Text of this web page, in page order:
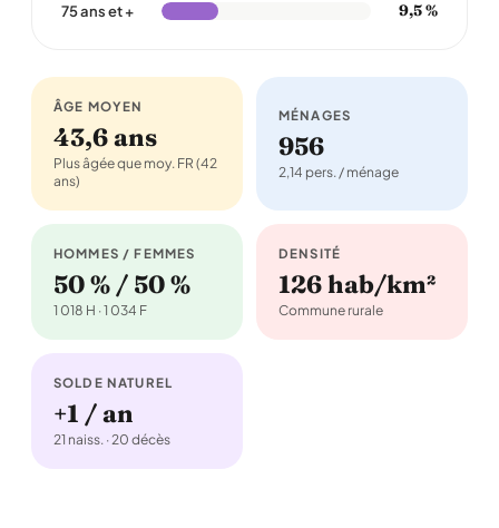
75 ans et + 9,5 %
ÂGE MOYEN
43,6 ans
Plus âgée que moy. FR (42
ans)
MÉNAGES
956
2,14 pers. / ménage
HOMMES / FEMMES
50 % / 50 %
1 018 H · 1 034 F
DENSITÉ
126 hab/km²
Commune rurale
SOLDE NATUREL
+1 / an
21 naiss. · 20 décès